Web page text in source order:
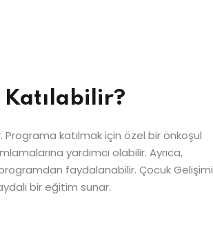
Katılabilir?
Programa katılmak için özel bir önkoşul
yardımcı olabilir. Ayrıca,
faydalanabilir. Çocuk Gelişimi
bir eğitim sunar.